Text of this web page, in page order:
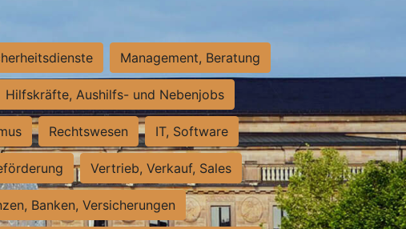
Management, Beratung
Hilfskräfte, Aushilfs- und Nebenjobs
Rechtswesen IT, Software
Vertrieb, Verkauf, Sales
Banken, Versicherungen